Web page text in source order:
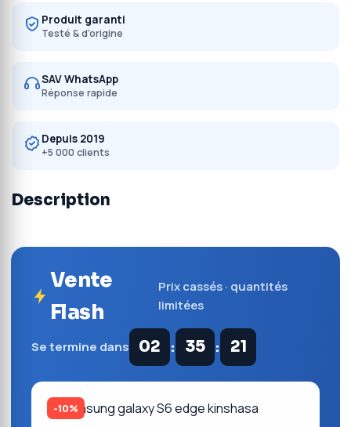
Produit garanti
Testé & d'origine
SAV WhatsApp
Réponse rapide
Depuis 2019
+5 000 clients
Description
Vente
Flash
Prix cassés · quantités
limitées
Se termine dans 02 : 35 : 21
-10%